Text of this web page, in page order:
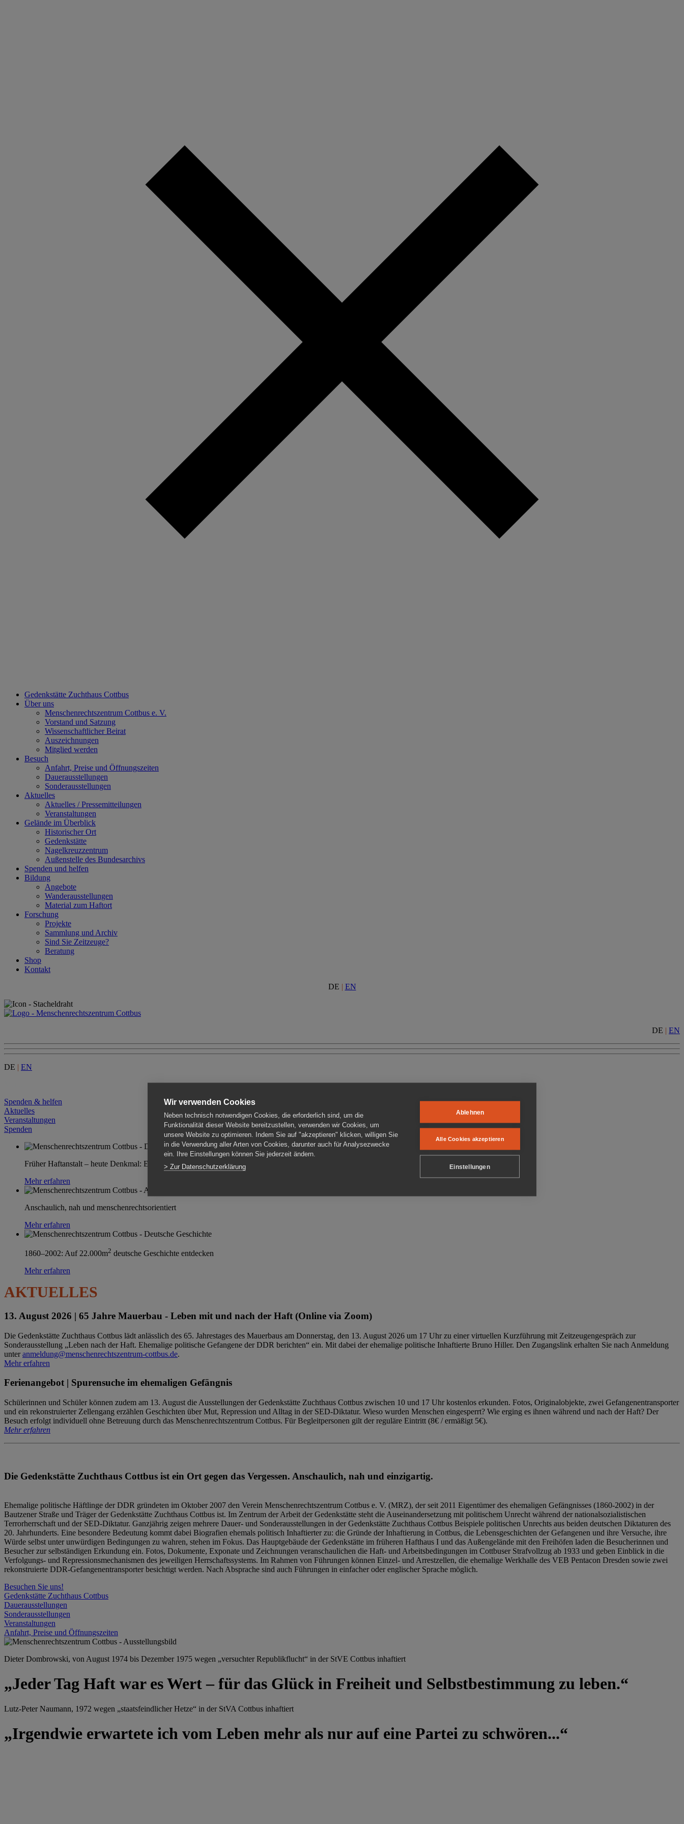
Gedenkstätte Zuchthaus Cottbus
Über uns
Menschenrechtszentrum Cottbus e. V.
Vorstand und Satzung
Wissenschaftlicher Beirat
Auszeichnungen
Mitglied werden
Besuch
Anfahrt, Preise und Öffnungszeiten
Dauerausstellungen
Sonderausstellungen
Aktuelles
Aktuelles / Pressemitteilungen
Veranstaltungen
Gelände im Überblick
Historischer Ort
Gedenkstätte
Nagelkreuzzentrum
Außenstelle des Bundesarchivs
Spenden und helfen
Bildung
Angebote
Wanderausstellungen
Material zum Haftort
Forschung
Projekte
Sammlung und Archiv
Sind Sie Zeitzeuge?
Beratung
Shop
Kontakt
DE | EN
DE | EN
DE | EN
Spenden & helfen
Aktuelles
Veranstaltungen
Spenden
Früher Haftanstalt – heute Denkmal: Einen Ort im Wandel erleben
Mehr erfahren
Anschaulich, nah und menschenrechtsorientiert
Mehr erfahren
1860–2002: Auf 22.000m2 deutsche Geschichte entdecken
Mehr erfahren
AKTUELLES
13. August 2026 | 65 Jahre Mauerbau - Leben mit und nach der Haft (Online via Zoom)
Die Gedenkstätte Zuchthaus Cottbus lädt anlässlich des 65. Jahrestages des Mauerbaus am Donnerstag, den 13. August 2026 um 17 Uhr zu einer virtuellen Kurzführung mit Zeitzeugengespräch zur
Sonderausstellung „Leben nach der Haft. Ehemalige politische Gefangene der DDR berichten“ ein. Mit dabei der ehemalige politische Inhaftierte Bruno Hiller. Den Zugangslink erhalten Sie nach Anmeldung
unteranmeldung@menschenrechtszentrum-cottbus.de.
Mehr erfahren
Ferienangebot | Spurensuche im ehemaligen Gefängnis
Schülerinnen und Schüler können zudem am 13. August die Ausstellungen der Gedenkstätte Zuchthaus Cottbus zwischen 10 und 17 Uhr kostenlos erkunden. Fotos, Originalobjekte, zwei Gefangenentransporter
und ein rekonstruierter Zellengang erzählen Geschichten über Mut, Repression und Alltag in der SED-Diktatur. Wieso wurden Menschen eingesperrt? Wie erging es ihnen während und nach der Haft? Der
Besuch erfolgt individuell ohne Betreuung durch das Menschenrechtszentrum Cottbus. Für Begleitpersonen gilt der reguläre Eintritt (8€ / ermäßigt 5€).
Mehr erfahren
Die Gedenkstätte Zuchthaus Cottbus ist ein Ort gegen das Vergessen. Anschaulich, nah und einzigartig.
Ehemalige politische Häftlinge der DDR gründeten im Oktober 2007 den Verein Menschenrechtszentrum Cottbus e. V. (MRZ), der seit 2011 Eigentümer des ehemaligen Gefängnisses (1860-2002) in der
Bautzener Straße und Träger der Gedenkstätte Zuchthaus Cottbus ist. Im Zentrum der Arbeit der Gedenkstätte steht die Auseinandersetzung mit politischem Unrecht während der nationalsozialistischen
Terrorherrschaft und der SED-Diktatur. Ganzjährig zeigen mehrere Dauer- und Sonderausstellungen in der Gedenkstätte Zuchthaus Cottbus Beispiele politischen Unrechts aus beiden deutschen Diktaturen des
20. Jahrhunderts. Eine besondere Bedeutung kommt dabei Biografien ehemals politisch Inhaftierter zu: die Gründe der Inhaftierung in Cottbus, die Lebensgeschichten der Gefangenen und ihre Versuche, ihre
Würde selbst unter unwürdigen Bedingungen zu wahren, stehen im Fokus. Das Hauptgebäude der Gedenkstätte im früheren Hafthaus I und das Außengelände mit den Freihöfen laden die Besucherinnen und
Besucher zur selbständigen Erkundung ein. Fotos, Dokumente, Exponate und Zeichnungen veranschaulichen die Haft- und Arbeitsbedingungen im Cottbuser Strafvollzug ab 1933 und geben Einblick in die
Verfolgungs- und Repressionsmechanismen des jeweiligen Herrschaftssystems. Im Rahmen von Führungen können Einzel- und Arrestzellen, die ehemalige Werkhalle des VEB Pentacon Dresden sowie zwei
rekonstruierte DDR-Gefangenentransporter besichtigt werden. Nach Absprache sind auch Führungen in einfacher oder englischer Sprache möglich.
Besuchen Sie uns!
Gedenkstätte Zuchthaus Cottbus
Dauerausstellungen
Sonderausstellungen
Veranstaltungen
Anfahrt, Preise und Öffnungszeiten
Dieter Dombrowski, von August 1974 bis Dezember 1975 wegen „versuchter Republikflucht“ in der StVE Cottbus inhaftiert
„Jeder Tag Haft war es Wert – für das Glück in Freiheit und Selbstbestimmung zu leben.“
Lutz-Peter Naumann, 1972 wegen „staatsfeindlicher Hetze“ in der StVA Cottbus inhaftiert
„Irgendwie erwartete ich vom Leben mehr als nur auf eine Partei zu schwören...“
Wir verwenden Cookies
Neben technisch notwendigen Cookies, die erforderlich sind, um die
Funktionalität dieser Website bereitzustellen, verwenden wir Cookies, um
unsere Website zu optimieren. Indem Sie auf "akzeptieren" klicken, willigen Sie
in die Verwendung aller Arten von Cookies, darunter auch für Analysezwecke
ein. Ihre Einstellungen können Sie jederzeit ändern.
> Zur Datenschutzerklärung
Ablehnen
Alle Cookies akzeptieren
Einstellungen